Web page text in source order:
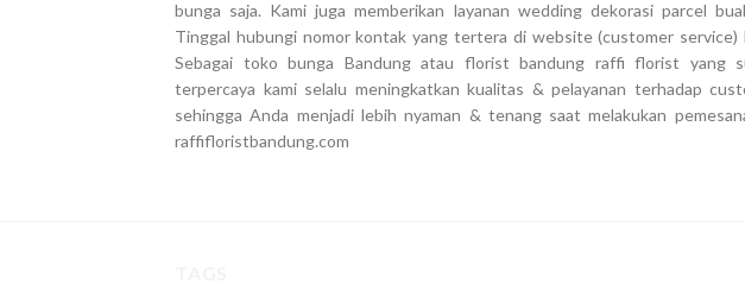
bunga saja. Kami juga memberikan layanan wedding dekorasi parcel
Tinggal hubungi nomor kontak yang tertera di website (customer service)
Sebagai toko bunga Bandung atau florist bandung raffi florist yang
terpercaya kami selalu meningkatkan kualitas & pelayanan terhadap
sehingga Anda menjadi lebih nyaman & tenang saat melakukan
raffifloristbandung.com